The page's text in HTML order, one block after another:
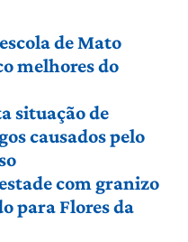
de Mato
melhores do
situação de
causados pelo
com granizo
para Flores da